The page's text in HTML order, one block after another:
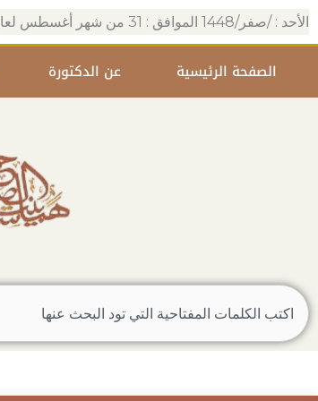
تخطي
المحتوى
الأحد : /صفر/1448 الموافق : 31 من شهر أغسطس لعام 2026
الصفحة الرئيسية عن الدكتورة
Search